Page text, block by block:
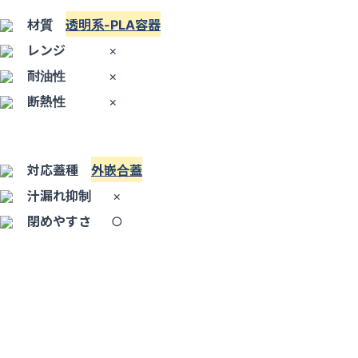
材質 透明系-PLA容器
レンジ
×
耐油性
×
断熱性
×
対応蓋種 外嵌合蓋
汁漏れ抑制
×
閉めやすさ
○